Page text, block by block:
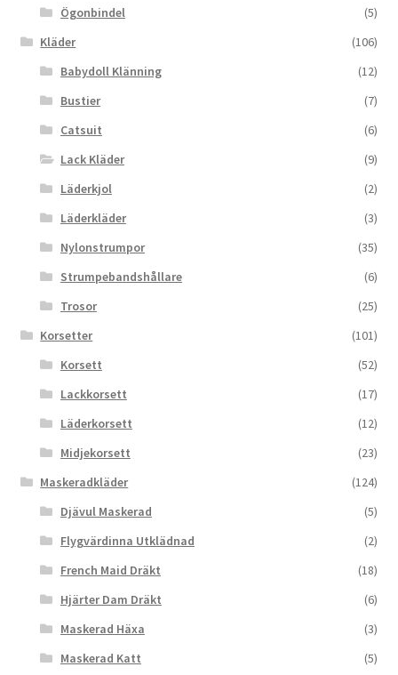
Ögonbindel
(5)
Kläder
(106)
Babydoll Klänning
(12)
Bustier
(7)
Catsuit
(6)
Lack Kläder
(9)
Läderkjol
(2)
Läderkläder
(3)
Nylonstrumpor
(35)
Strumpebandshållare
(6)
Trosor
(25)
Korsetter
(101)
Korsett
(52)
Lackkorsett
(17)
Läderkorsett
(12)
Midjekorsett
(23)
Maskeradkläder
(124)
Djävul Maskerad
(5)
Flygvärdinna Utklädnad
(2)
French Maid Dräkt
(18)
Hjärter Dam Dräkt
(6)
Maskerad Häxa
(3)
Maskerad Katt
(5)